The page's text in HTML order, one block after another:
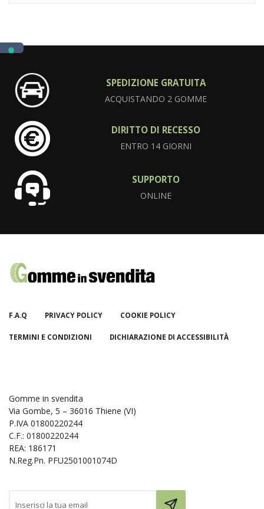
SPEDIZIONE GRATUITA
ACQUISTANDO 2 GOMME
DIRITTO DI RECESSO
ENTRO 14 GIORNI
SUPPORTO
ONLINE
F.A.Q PRIVACY POLICY COOKIE POLICY
TERMINI E CONDIZIONI DICHIARAZIONE DI ACCESSIBILITÀ
Gomme in svendita
Via Gombe, 5 – 36016 Thiene (VI)
P.IVA 01800220244
C.F.: 01800220244
REA: 186171
N.Reg.Pn. PFU2501001074D